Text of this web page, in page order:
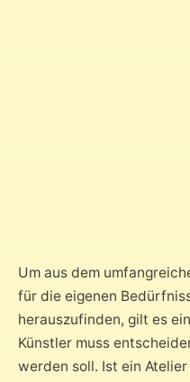
Um aus dem
für die eigenen
herauszufinden, gilt es
Künstler muss
werden soll. Ist ein